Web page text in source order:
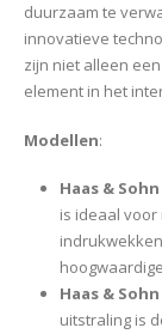
duurzaam te
innovatieve
zijn niet alleen
element in het
Modellen:
Haas &
is ideaal
Haas &
uitstraling is